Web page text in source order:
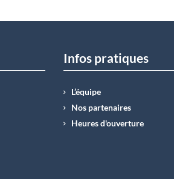
Infos pratiques
L’équipe
Nos partenaires
Heures d'ouverture